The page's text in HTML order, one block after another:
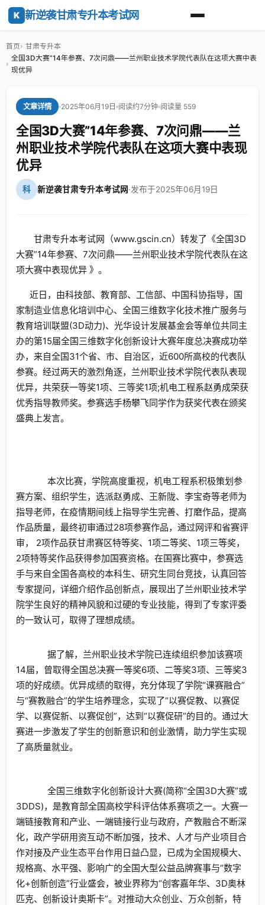
K 新逆袭甘肃专升本考试网
首页
甘肃专升本
全国3D大赛”14年参赛、7次问鼎——兰州职业技术学院代表队在这项大赛中表
现优异
文章详情 2025年06月19日 阅读约7分钟 阅读量 559
全国3D大赛”14年参赛、7次问鼎——兰
州职业技术学院代表队在这项大赛中表现
优异
科 新逆袭甘肃专升本考试网·发布于2025年06月19日
甘肃专升本考试网（www.gscin.cn）转发了《全国3D
大赛”14年参赛、7次问鼎——兰州职业技术学院代表队在这
项大赛中表现优异 》。
近日，由科技部、教育部、工信部、中国科协指导，国
家制造业信息化培训中心、全国三维数字化技术推广服务与
教育培训联盟(3D动力)、光华设计发展基金会等单位共同主
办的第15届全国三维数字化创新设计大赛年度总决赛成功举
办，来自全国31个省、市、自治区，近600所高校的代表队
参赛。经过两天的激烈角逐，兰州职业技术学院代表队表现
优异，共荣获一等奖1项、三等奖1项;机电工程系赵勇成荣获
优秀指导教师奖。参赛选手杨攀飞同学作为获奖代表在颁奖
盛典上发言。
本次比赛，学院高度重视，机电工程系积极策划参
赛方案、组织学生，选派赵勇成、王新陇、李宝奇等老师为
指导老师，在疫情期间线上指导学生完善、打磨作品，提高
作品质量，最终初审通过28项参赛作品，通过网评和省赛评
审， 2项作品获甘肃赛区特等奖、1项二等奖、1项三等奖，
2项特等奖作品获得参加国赛资格。在国赛比赛中，参赛选
手与来自全国各高校的本科生、研究生同台竞技，认真回答
专家提问，详细介绍作品创新点，展现出了兰州职业技术学
院学生良好的精神风貌和过硬的专业技能，得到了专家评委
的一致认可，取得了理想成绩。
据了解，兰州职业技术学院已连续组织参加该赛项
14届，曾取得全国总决赛一等奖6项、二等奖3项、三等奖3
项的好成绩。优异成绩的取得，充分体现了学院“课赛融合”
与“赛教融合”的学生培养理念，实现了“以赛促教、以赛促
学、以赛促新、以赛促创”，达到“以赛促研”的目的。通过大
赛进一步激发了学生的创新意识和创业激情，助力学生实现
了高质量就业。
全国三维数字化创新设计大赛(简称“全国3D大赛”或
3DDS)，是教育部全国高校学科评估体系赛项之一。大赛一
端链接教育和产业、一端链接行业与政府，产教融合不断深
化，政产学研用资互动不断加强，技术、人才与产业项目合
作对接及产业生态平台作用日益凸显，已成为全国规模大、
规格高、水平强、影响广的全国大型公益品牌赛事与“数字
化+创新创造”行业盛会，被业界称为“创客嘉年华、3D奥林
匹克、创新设计奥斯卡”。对推动大众创业、万众创新，特